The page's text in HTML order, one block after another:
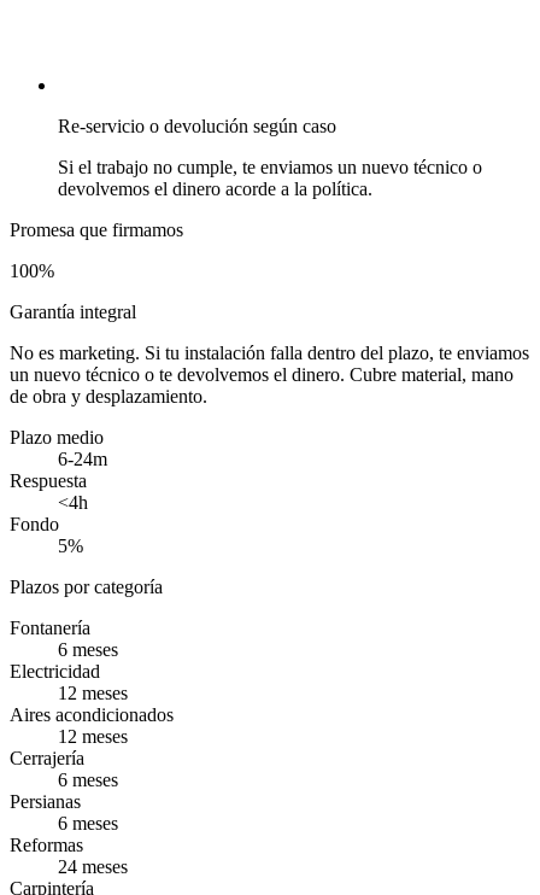
Re-servicio o devolución según caso
Si el trabajo no cumple, te enviamos un nuevo técnico o
devolvemos el dinero acorde a la política.
Promesa que firmamos
100%
Garantía integral
No es marketing. Si tu instalación falla dentro del plazo, te enviamos
un nuevo técnico o te devolvemos el dinero. Cubre material, mano
de obra y desplazamiento.
Plazo medio
6-24m
Respuesta
<4h
Fondo
5%
Plazos por categoría
Fontanería
6 meses
Electricidad
12 meses
Aires acondicionados
12 meses
Cerrajería
6 meses
Persianas
6 meses
Reformas
24 meses
Carpintería